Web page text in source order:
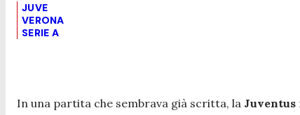
JUVE
VERONA
SERIE A
In una partita che sembrava già scritta, la Juventus